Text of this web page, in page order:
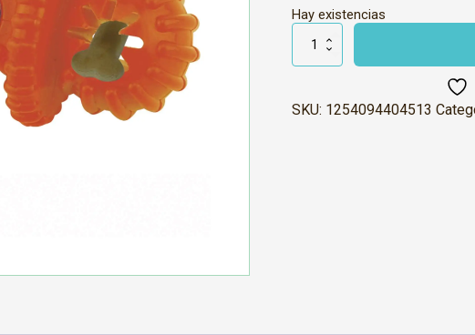
Hay existencias
Chupete
Destroyer
cantidad
SKU: 1254094404513